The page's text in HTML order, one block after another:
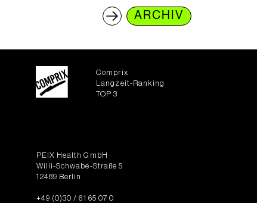
ARCHIV
Comprix
Langzeit-Ranking
TOP 3
PEIX Health GmbH
Willi-Schwabe-Straße 5
12489 Berlin
+49 (0)30 / 61 65 07 0